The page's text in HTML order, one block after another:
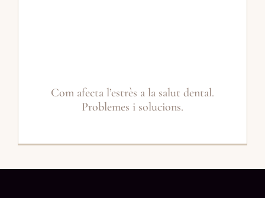
Com afecta l’estrès a la salut dental.
Problemes i solucions.